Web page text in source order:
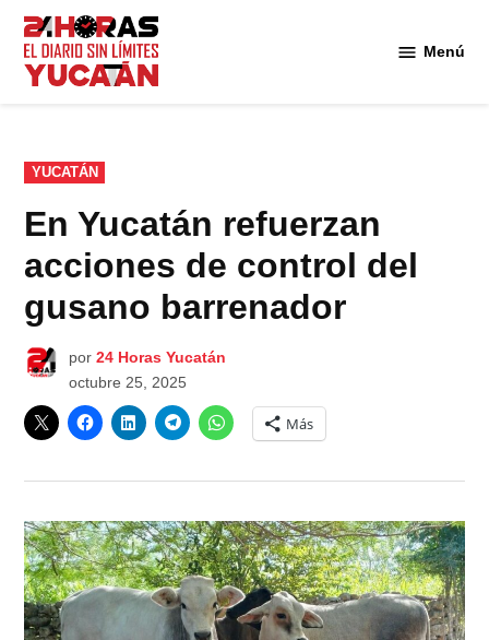
Saltar
contenido
Menú
PUBLICADO
EN
YUCATÁN
En Yucatán refuerzan
acciones de control del
gusano barrenador
por 24 Horas Yucatán
octubre 25, 2025
Más